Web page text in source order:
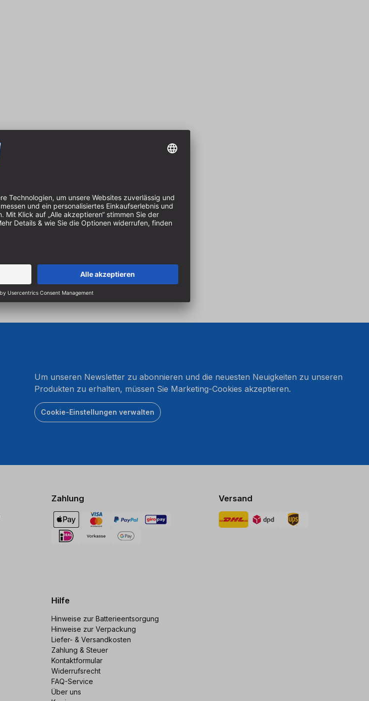
Um unseren Newsletter zu abonnieren und die neuesten Neuigkeiten zu unseren
Produkten zu erhalten, müssen Sie Marketing-Cookies akzeptieren.
Cookie-Einstellungen verwalten
Zahlung Versand
Hilfe
Hinweise zur Batterieentsorgung
Hinweise zur Verpackung
Liefer- & Versandkosten
Zahlung & Steuer
Kontaktformular
Widerrufsrecht
FAQ-Service
Über uns